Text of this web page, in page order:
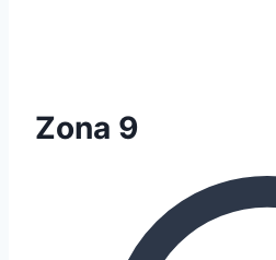
Zona 9